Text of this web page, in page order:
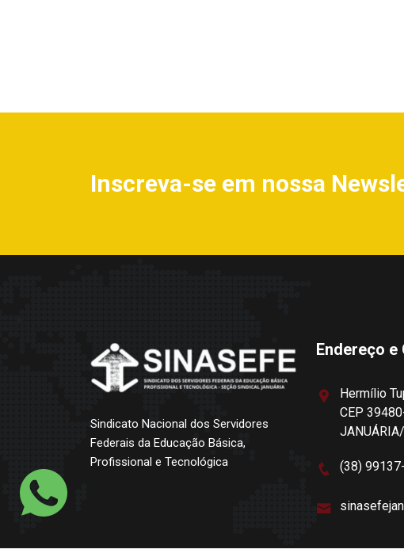
Inscreva-se em nossa
Sindicato Nacional dos Servidores
Federais da Educação Básica,
Profissional e Tecnológica
Endereço e
Hermílio
CEP
(38)